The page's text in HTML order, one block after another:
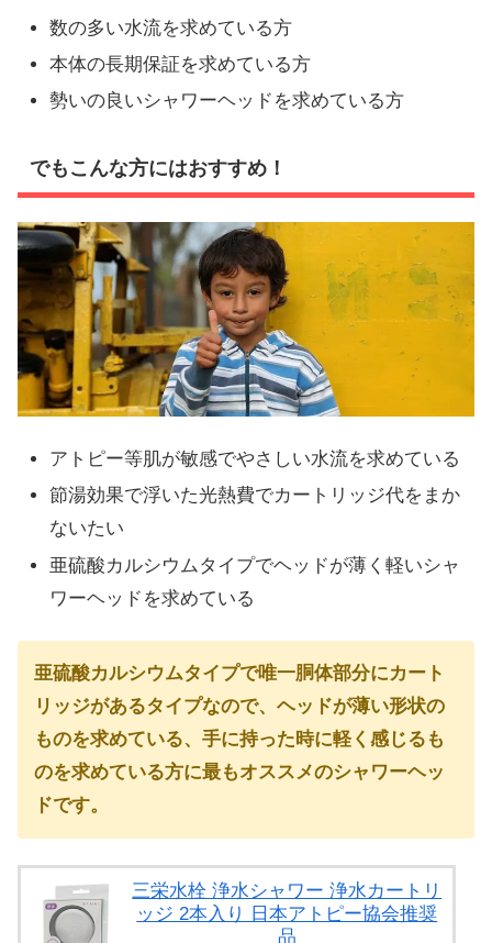
数の多い水流を求めている方
本体の長期保証を求めている方
勢いの良いシャワーヘッドを求めている方
でもこんな方にはおすすめ！
アトピー等肌が敏感でやさしい水流を求めている
節湯効果で浮いた光熱費でカートリッジ代をまか
ないたい
亜硫酸カルシウムタイプでヘッドが薄く軽いシャ
ワーヘッドを求めている
亜硫酸カルシウムタイプで唯一胴体部分にカート
リッジがあるタイプなので、ヘッドが薄い形状の
ものを求めている、手に持った時に軽く感じるも
のを求めている方に最もオススメのシャワーヘッ
ドです。
三栄水栓 浄水シャワー 浄水カートリ
ッジ 2本入り 日本アトピー協会推奨
品